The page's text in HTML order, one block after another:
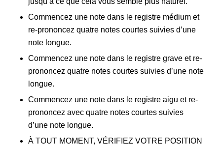
Commencez une note dans le registre médium et
re-prononcez quatre notes courtes suivies d’une
note longue.
Commencez une note dans le registre grave et re-
prononcez quatre notes courtes suivies d’une note
longue.
Commencez une note dans le registre aigu et re-
prononcez avec quatre notes courtes suivies
d’une note longue.
À TOUT MOMENT, VÉRIFIEZ VOTRE POSITION